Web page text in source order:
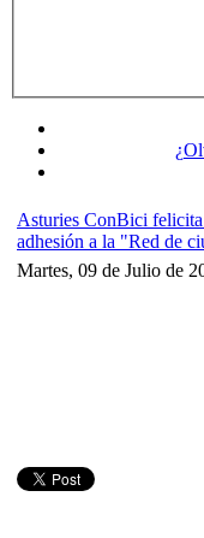
Asturies ConBici
adhesión a la "Red de
Martes, 09 de Julio de